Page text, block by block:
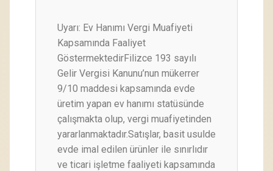
Uyarı: Ev Hanımı Vergi Muafiyeti
Kapsamında Faaliyet
GöstermektedirFilizce 193 sayılı
Gelir Vergisi Kanunu’nun mükerrer
9/10 maddesi kapsamında evde
üretim yapan ev hanımı statüsünde
çalışmakta olup, vergi muafiyetinden
yararlanmaktadır.Satışlar, basit usulde
evde imal edilen ürünler ile sınırlıdır
ve ticari işletme faaliyeti kapsamında